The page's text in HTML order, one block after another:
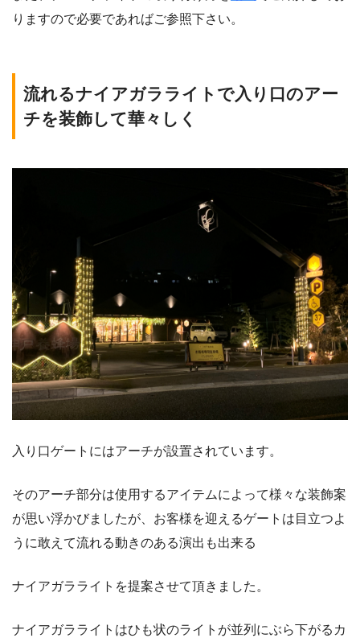
りますので必要であればご参照下さい。
流れるナイアガラライトで入り口のアー
チを装飾して華々しく
入り口ゲートにはアーチが設置されています。
そのアーチ部分は使用するアイテムによって様々な装飾案
が思い浮かびましたが、お客様を迎えるゲートは目立つよ
うに敢えて流れる動きのある演出も出来る
ナイアガラライトを提案させて頂きました。
ナイアガラライトはひも状のライトが並列にぶら下がるカ